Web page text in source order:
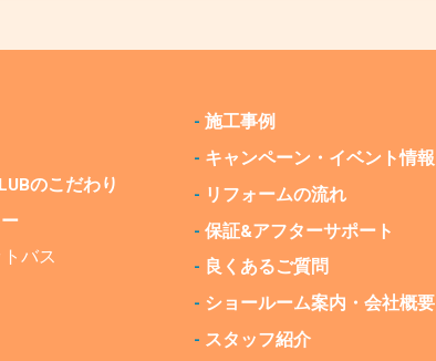
のこだわり
バス
- 施工事例
- キャンペーン・ イベント情報
- リフォームの流れ
- 保証&アフターサポート
- 良くあるご質問
- ショールーム案内・ 会社概要
- スタッフ紹介